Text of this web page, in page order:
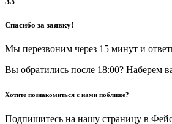
Спасибо за заявку!
Мы перезвоним через 15 минут и
Вы обратились после 18:00? Наберем
Хотите познакомиться с нами поближе?
Подпишитесь на нашу страницу в